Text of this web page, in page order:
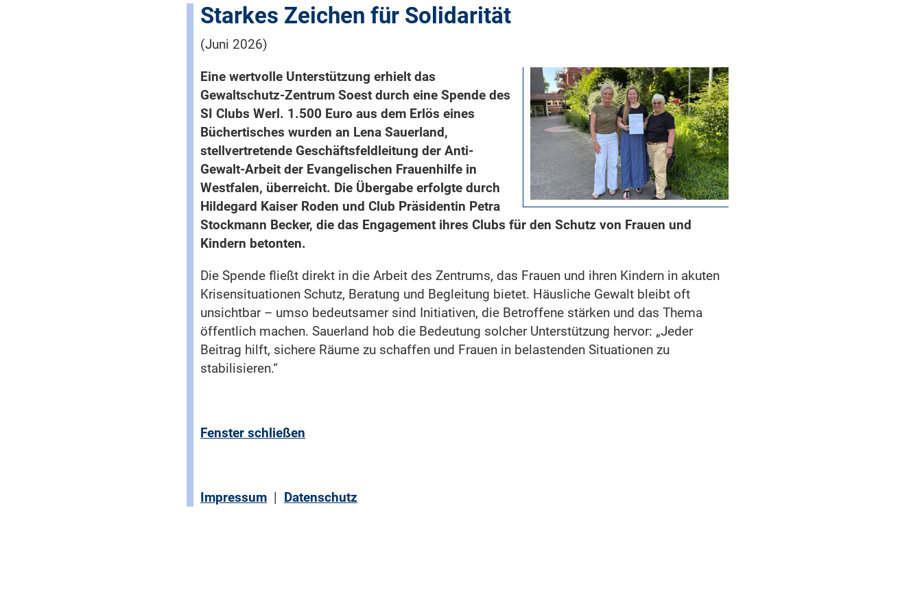
Starkes Zeichen für Solidarität
(Juni 2026)
Eine wertvolle Unterstützung erhielt das
Gewaltschutz-Zentrum Soest durch eine Spende des
SI Clubs Werl. 1.500 Euro aus dem Erlös eines
Büchertisches wurden an Lena Sauerland,
stellvertretende Geschäftsfeldleitung der Anti-
Gewalt-Arbeit der Evangelischen Frauenhilfe in
Westfalen, überreicht. Die Übergabe erfolgte durch
Hildegard Kaiser Roden und Club Präsidentin Petra
Stockmann Becker, die das Engagement ihres Clubs für den Schutz von Frauen und
Kindern betonten.
Die Spende fließt direkt in die Arbeit des Zentrums, das Frauen und ihren Kindern in akuten
Krisensituationen Schutz, Beratung und Begleitung bietet. Häusliche Gewalt bleibt oft
unsichtbar – umso bedeutsamer sind Initiativen, die Betroffene stärken und das Thema
öffentlich machen. Sauerland hob die Bedeutung solcher Unterstützung hervor: „Jeder
Beitrag hilft, sichere Räume zu schaffen und Frauen in belastenden Situationen zu
stabilisieren.“
Fenster schließen
Impressum | Datenschutz